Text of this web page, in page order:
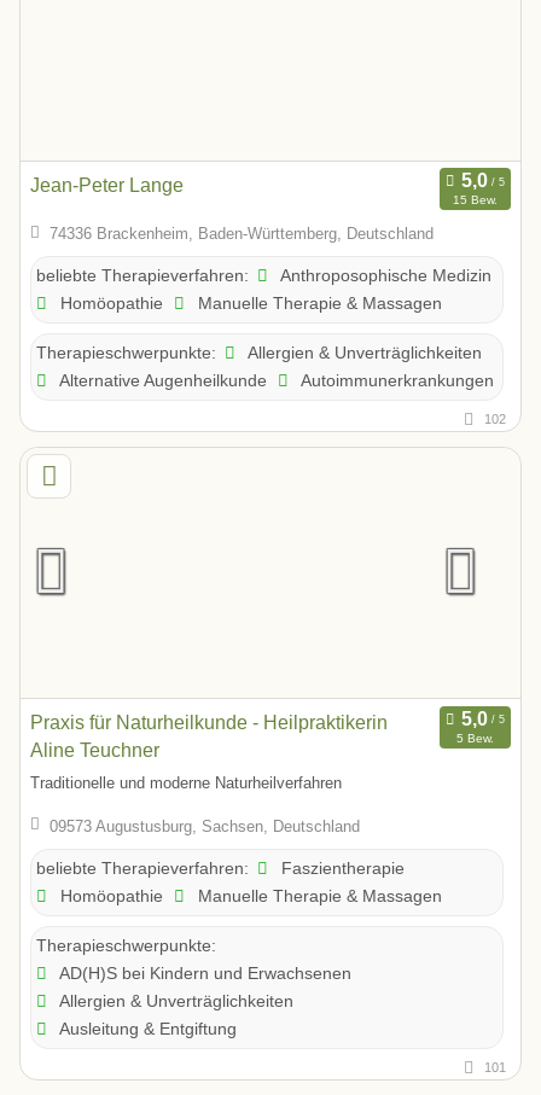
Jean-Peter Lange
15 Bew.
74336 Brackenheim, Baden-Württemberg, Deutschland
beliebte Therapieverfahren:
Anthroposophische Medizin
Homöopathie
Manuelle Therapie & Massagen
Therapieschwerpunkte:
Allergien & Unverträglichkeiten
Alternative Augenheilkunde
Autoimmunerkrankungen
102
Praxis für Naturheilkunde - Heilpraktikerin
Aline Teuchner
5 Bew.
Traditionelle und moderne Naturheilverfahren
09573 Augustusburg, Sachsen, Deutschland
beliebte Therapieverfahren:
Faszientherapie
Homöopathie
Manuelle Therapie & Massagen
Therapieschwerpunkte:
AD(H)S bei Kindern und Erwachsenen
Allergien & Unverträglichkeiten
Ausleitung & Entgiftung
101